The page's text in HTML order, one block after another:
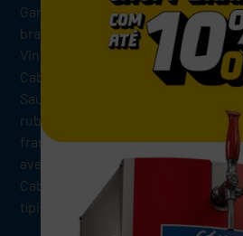
Garibaldi Reserva Cabernet
brasileiro produzido na região da
Vinícola Garibaldi. Elaborado pela
Cabernet Sauvignon, o Garibaldi
Sauvignon possui em seu visual
rubi límpido, aromas de frutas
framboesa e especiarias e,
aveludado. Harmonize o vinho tinto
Cabernet Sauvignon com carnes,
típicos.